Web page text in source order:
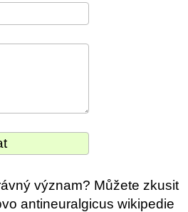
význam? Můžete zkusit
antineuralgicus wikipedie